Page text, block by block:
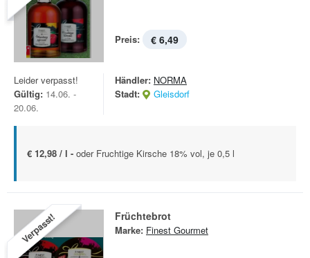
Preis: € 6,49
Leider verpasst!
Gültig: 14.06. -
20.06.
Händler: NORMA
Stadt:
Gleisdorf
€ 12,98 / l - oder Fruchtige Kirsche 18% vol, je 0,5 l
Verpasst! Früchtebrot
Marke: Finest Gourmet